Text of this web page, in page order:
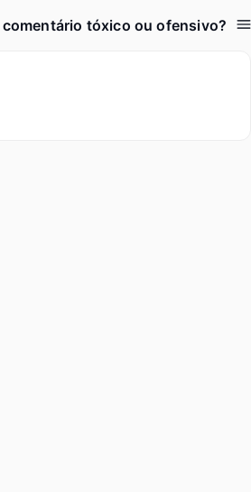
tóxico ou ofensivo?